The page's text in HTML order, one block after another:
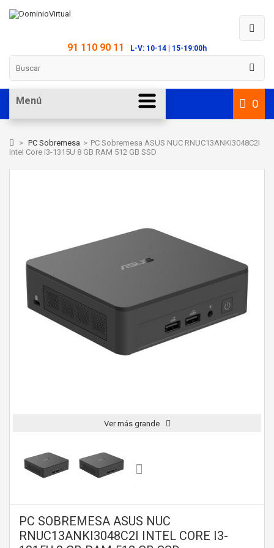
91 110 90 11 L-V: 10-14 | 15-19:00h
0
Menú
> PC Sobremesa > PC Sobremesa ASUS NUC RNUC13ANKI3048C2I
Intel Core i3-1315U 8 GB RAM 512 GB SSD
Ver más grande
PC SOBREMESA ASUS NUC
RNUC13ANKI3048C2I INTEL CORE I3-